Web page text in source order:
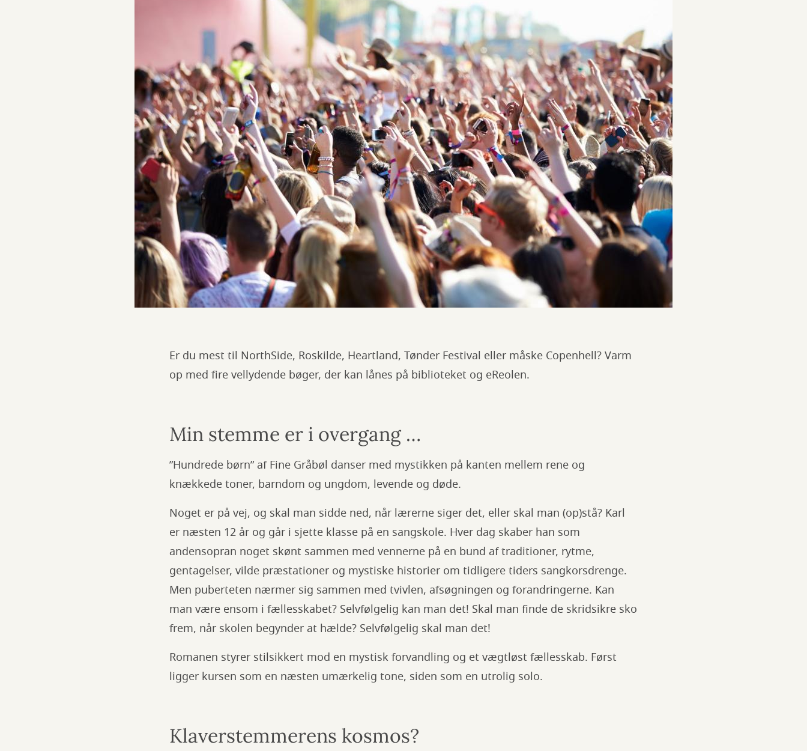
Er du mest til NorthSide, Roskilde, Heartland, Tønder Festival eller måske Copenhell? Varm
op med fire vellydende bøger, der kan lånes på biblioteket og eReolen.
Min stemme er i overgang …
”Hundrede børn” af Fine Gråbøl danser med mystikken på kanten mellem rene og
knækkede toner, barndom og ungdom, levende og døde.
Noget er på vej, og skal man sidde ned, når lærerne siger det, eller skal man (op)stå? Karl
er næsten 12 år og går i sjette klasse på en sangskole. Hver dag skaber han som
andensopran noget skønt sammen med vennerne på en bund af traditioner, rytme,
gentagelser, vilde præstationer og mystiske historier om tidligere tiders sangkorsdrenge.
Men puberteten nærmer sig sammen med tvivlen, afsøgningen og forandringerne. Kan
man være ensom i fællesskabet? Selvfølgelig kan man det! Skal man finde de skridsikre sko
frem, når skolen begynder at hælde? Selvfølgelig skal man det!
Romanen styrer stilsikkert mod en mystisk forvandling og et vægtløst fællesskab. Først
ligger kursen som en næsten umærkelig tone, siden som en utrolig solo.
Klaverstemmerens kosmos?